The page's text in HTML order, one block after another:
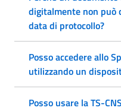
digitalmente non può
data di protocollo?
Posso accedere allo
utilizzando un
Posso usare la TS-